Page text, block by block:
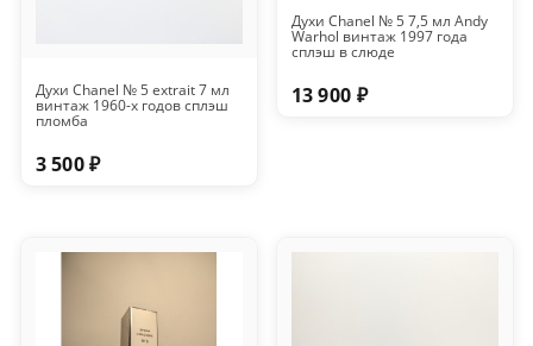
Духи Chanel № 5 extrait 7 мл
винтаж 1960-х годов сплэш
пломба
3 500 ₽
Духи Chanel № 5 7,5 мл Andy
Warhol винтаж 1997 года
сплэш в слюде
13 900 ₽